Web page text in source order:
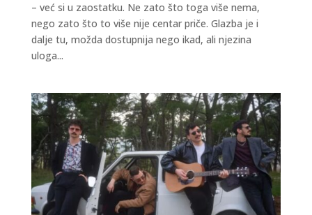
– već si u zaostatku. Ne zato što toga više nema,
nego zato što to više nije centar priče. Glazba je i
dalje tu, možda dostupnija nego ikad, ali njezina
uloga...